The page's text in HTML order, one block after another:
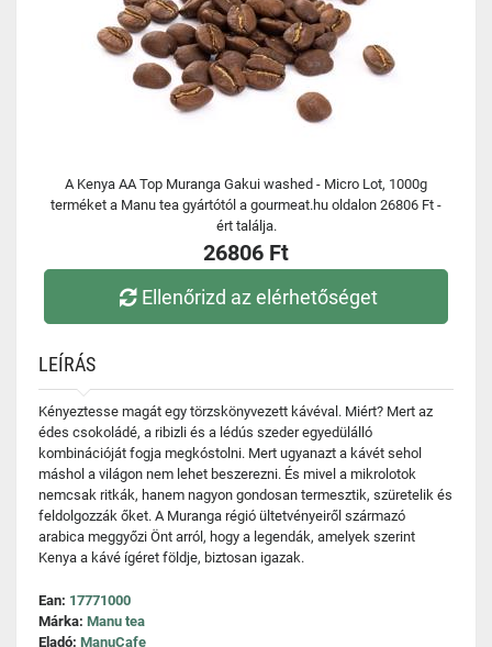
A Kenya AA Top Muranga Gakui washed - Micro Lot, 1000g
terméket a Manu tea gyártótól a gourmeat.hu oldalon 26806 Ft -
ért találja.
26806 Ft
Ellenőrizd az elérhetőséget
LEÍRÁS
Kényeztesse magát egy törzskönyvezett kávéval. Miért? Mert az
édes csokoládé, a ribizli és a lédús szeder egyedülálló
kombinációját fogja megkóstolni. Mert ugyanazt a kávét sehol
máshol a világon nem lehet beszerezni. És mivel a mikrolotok
nemcsak ritkák, hanem nagyon gondosan termesztik, szüretelik és
feldolgozzák őket. A Muranga régió ültetvényeiről származó
arabica meggyőzi Önt arról, hogy a legendák, amelyek szerint
Kenya a kávé ígéret földje, biztosan igazak.
Ean: 17771000
Márka: Manu tea
Eladó: ManuCafe